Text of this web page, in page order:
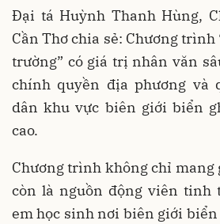
Đại tá Huỳnh Thanh Hùng,
Cần Thơ chia sẻ: Chương trình
trường” có giá trị nhân văn
chính quyền địa phương và
dân khu vực biên giới biển
cao.
Chương trình không chỉ mang
còn là nguồn động viên tinh
em học sinh nơi biên giới